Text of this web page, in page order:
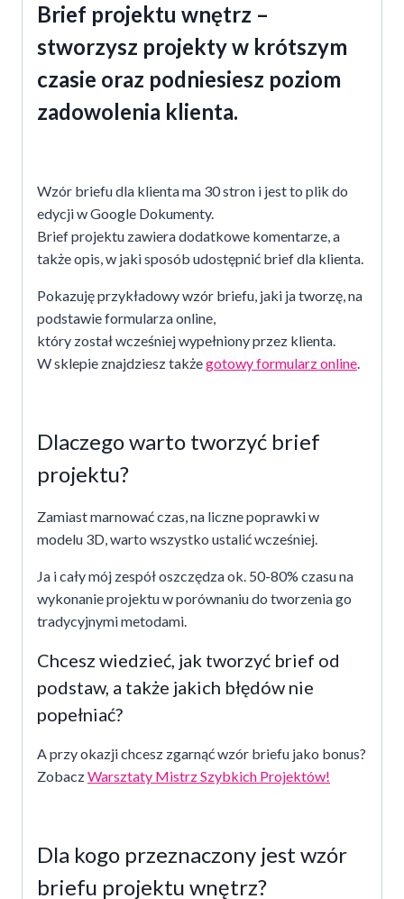
Brief projektu wnętrz –
stworzysz projekty w krótszym
czasie oraz podniesiesz poziom
zadowolenia klienta.
Wzór briefu dla klienta ma 30 stron i jest to plik do
edycji w Google Dokumenty.
Brief projektu zawiera dodatkowe komentarze, a
także opis, w jaki sposób udostępnić brief dla klienta.
Pokazuję przykładowy wzór briefu, jaki ja tworzę, na
podstawie formularza online,
który został wcześniej wypełniony przez klienta.
W sklepie znajdziesz takżegotowy formularz online.
Dlaczego warto tworzyć brief
projektu?
Zamiast marnować czas, na liczne poprawki w
modelu 3D, warto wszystko ustalić wcześniej.
Ja i cały mój zespół oszczędza ok. 50-80% czasu na
wykonanie projektu w porównaniu do tworzenia go
tradycyjnymi metodami.
Chcesz wiedzieć, jak tworzyć brief od
podstaw, a także jakich błędów nie
popełniać?
A przy okazji chcesz zgarnąć wzór briefu jako bonus?
ZobaczWarsztaty Mistrz Szybkich Projektów!
Dla kogo przeznaczony jest wzór
briefu projektu wnętrz?